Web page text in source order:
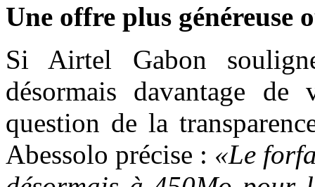
Une offre plus généreuse
Si Airtel Gabon
désormais davantage
question de la
Abessolo précise : «Le